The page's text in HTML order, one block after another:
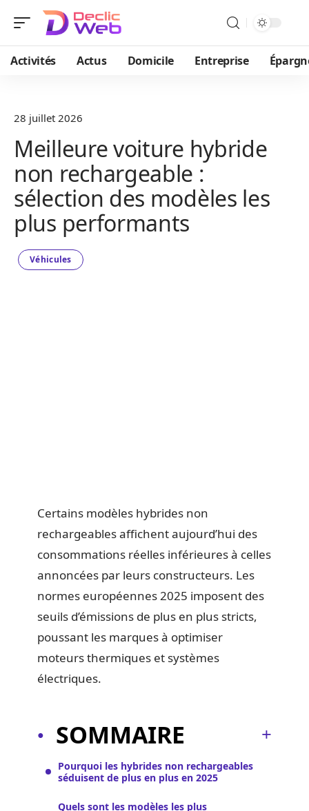
Activités Actus Domicile Entreprise
28 juillet 2026
Meilleure voiture hybride
non rechargeable :
sélection des modèles les
plus performants
Véhicules
Certains modèles hybrides non
rechargeables affichent aujourd’hui des
consommations réelles inférieures à celles
annoncées par leurs constructeurs. Les
normes européennes 2025 imposent des
seuils d’émissions de plus en plus stricts,
poussant les marques à optimiser
moteurs thermiques et systèmes
électriques.
SOMMAIRE
Pourquoi les hybrides non rechargeables
séduisent de plus en plus en 2025
Quels sont les modèles les plus